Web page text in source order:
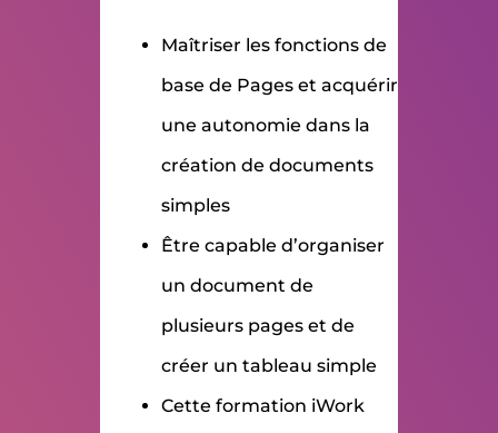
Maîtriser les fonctions de
base de Pages et acquérir
une autonomie dans la
création de documents
simples
Être capable d’organiser
un document de
plusieurs pages et de
créer un tableau simple
Cette formation iWork